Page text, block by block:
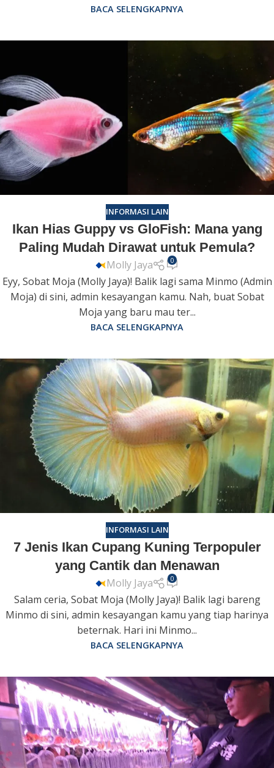
BACA SELENGKAPNYA
INFORMASI LAIN
Ikan Hias Guppy vs GloFish: Mana yang
Paling Mudah Dirawat untuk Pemula?
Molly Jaya 0
Eyy, Sobat Moja (Molly Jaya)! Balik lagi sama Minmo (Admin
Moja) di sini, admin kesayangan kamu. Nah, buat Sobat
Moja yang baru mau ter...
BACA SELENGKAPNYA
INFORMASI LAIN
7 Jenis Ikan Cupang Kuning Terpopuler
yang Cantik dan Menawan
Molly Jaya 0
Salam ceria, Sobat Moja (Molly Jaya)! Balik lagi bareng
Minmo di sini, admin kesayangan kamu yang tiap harinya
beternak. Hari ini Minmo...
BACA SELENGKAPNYA